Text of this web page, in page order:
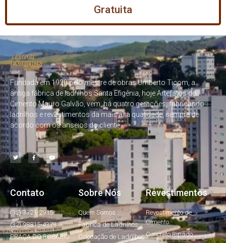
Gratuita
Fundada em 1920 pelo mestre de obras Umberto Ticom, a
antiga fábrica de ladrilhos Santa Efigênia, hoje Artefatos de
Cimento Mauro Galvão, vem, há quatro gerações, fabricando
ladrilhos e revestimentos da mais alta qualidade, sempre de
acordo com os anseios do cliente.
Contato
(32) 3721-2915
(32) 98815-4373
PRAÇA DO ROSÁRIO
Sobre Nós
Quem Somos
Fabrica de Ladrilhos
Colocação de Ladrilhos
Revestimentos
Revestimento de
Cimento
Concreto Ripado